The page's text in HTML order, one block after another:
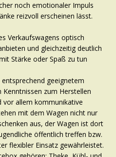
noch emotionaler Impuls
reizvoll erscheinen lässt.
Verkaufswagens optisch
und gleichzeitig deutlich
Stärke oder Spaß zu tun
geeignetem
zum Herstellen
vor allem kommunikative
mit dem Wagen nicht nur
aus, der Wagen ist dort
öffentlich treffen bzw.
flexibler Einsatz gewährleistet.